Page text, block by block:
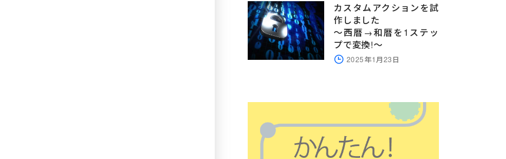
カスタムアクションを試
作しました
～西暦→和暦を1ステッ
プで変換!～
2025年1月23日